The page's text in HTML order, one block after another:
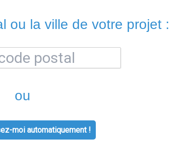
ou la ville de votre projet :
ou
moi automatiquement !